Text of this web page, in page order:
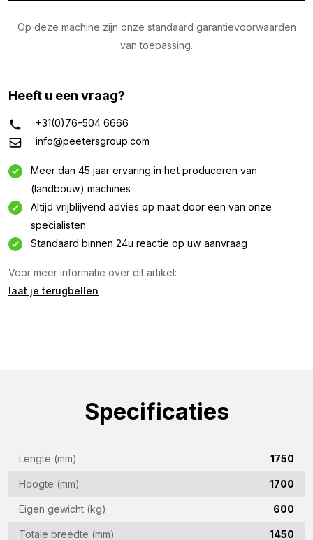
Op deze machine zijn onze standaard garantievoorwaarden
van toepassing.
Heeft u een vraag?
+31(0)76-504 6666
info@peetersgroup.com
Meer dan 45 jaar ervaring in het produceren van
(landbouw) machines
Altijd vrijblijvend advies op maat door een van onze
specialisten
Standaard binnen 24u reactie op uw aanvraag
Voor meer informatie over dit artikel:
laat je terugbellen
Specificaties
Lengte (mm) 1750
Hoogte (mm) 1700
Eigen gewicht (kg) 600
Totale breedte (mm) 1450
Geïnteresseerd in deze machine? Neem contact op
(Vereist)